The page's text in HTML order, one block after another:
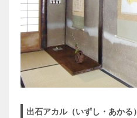
出石アカル（いずし・あかる）